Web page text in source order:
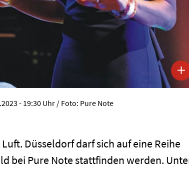
- 19:30 Uhr / Foto: Pure Note
Düsseldorf darf sich auf eine Reihe
bei Pure Note stattfinden werden.